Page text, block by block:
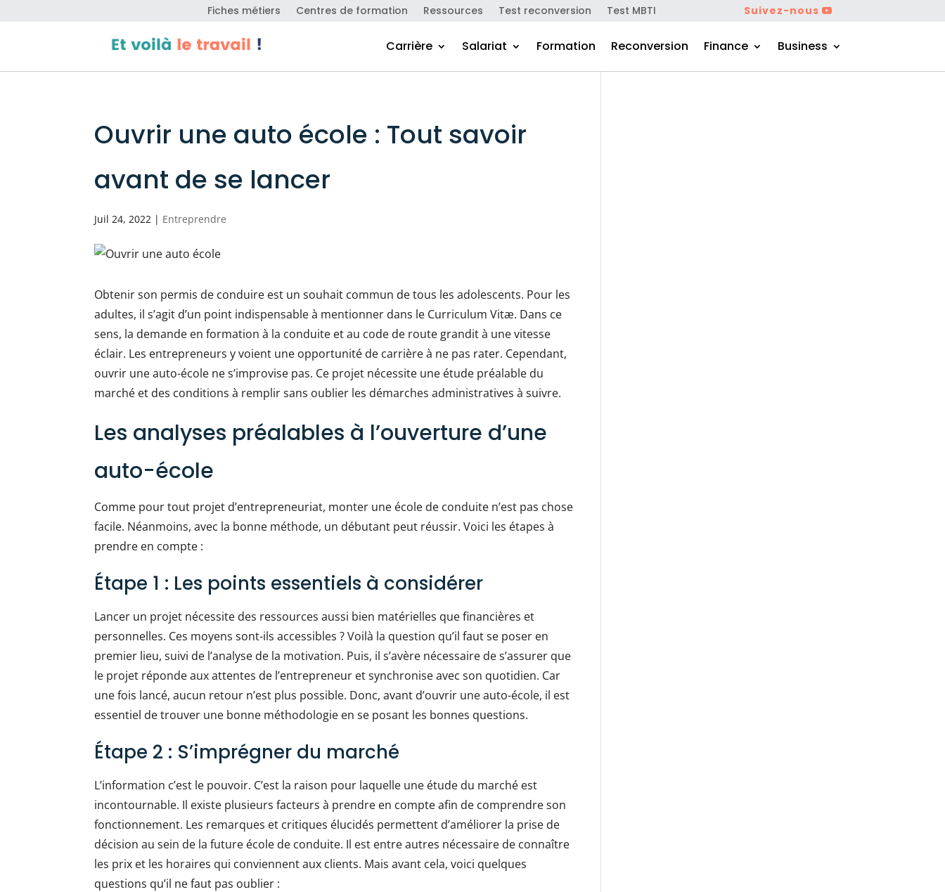
Fiches métiers Centres de formation Ressources Test reconversion Test MBTI Suivez-nous
Carrière Salariat Formation Reconversion Finance Business
Ouvrir une auto école : Tout savoir
avant de se lancer
Juil 24, 2022 | Entreprendre
Obtenir son permis de conduire est un souhait commun de tous les adolescents. Pour les
adultes, il s’agit d’un point indispensable à mentionner dans le Curriculum Vitæ. Dans ce
sens, la demande en formation à la conduite et au code de route grandit à une vitesse
éclair. Les entrepreneurs y voient une opportunité de carrière à ne pas rater. Cependant,
ouvrir une auto-école ne s’improvise pas. Ce projet nécessite une étude préalable du
marché et des conditions à remplir sans oublier les démarches administratives à suivre.
Les analyses préalables à l’ouverture d’une
auto-école
Comme pour tout projet d’entrepreneuriat, monter une école de conduite n’est pas chose
facile. Néanmoins, avec la bonne méthode, un débutant peut réussir. Voici les étapes à
prendre en compte :
Étape 1 : Les points essentiels à considérer
Lancer un projet nécessite des ressources aussi bien matérielles que financières et
personnelles. Ces moyens sont-ils accessibles ? Voilà la question qu’il faut se poser en
premier lieu, suivi de l’analyse de la motivation. Puis, il s’avère nécessaire de s’assurer que
le projet réponde aux attentes de l’entrepreneur et synchronise avec son quotidien. Car
une fois lancé, aucun retour n’est plus possible. Donc, avant d’ouvrir une auto-école, il est
essentiel de trouver une bonne méthodologie en se posant les bonnes questions.
Étape 2 : S’imprégner du marché
L’information c’est le pouvoir. C’est la raison pour laquelle une étude du marché est
incontournable. Il existe plusieurs facteurs à prendre en compte afin de comprendre son
fonctionnement. Les remarques et critiques élucidés permettent d’améliorer la prise de
décision au sein de la future école de conduite. Il est entre autres nécessaire de connaître
les prix et les horaires qui conviennent aux clients. Mais avant cela, voici quelques
questions qu’il ne faut pas oublier :